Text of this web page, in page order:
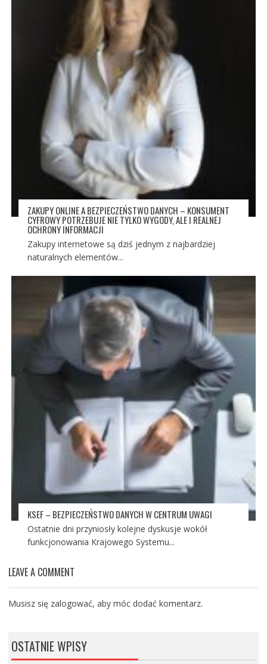
ZAKUPY ONLINE A BEZPIECZEŃSTWO DANYCH – KONSUMENT
CYFROWY POTRZEBUJE NIE TYLKO WYGODY, ALE I REALNEJ
OCHRONY INFORMACJI
Zakupy internetowe są dziś jednym z najbardziej
naturalnych elementów...
KSEF – BEZPIECZEŃSTWO DANYCH W CENTRUM UWAGI
Ostatnie dni przyniosły kolejne dyskusje wokół
funkcjonowania Krajowego Systemu...
LEAVE A COMMENT
Musisz się zalogować, aby móc dodać komentarz.
OSTATNIE WPISY